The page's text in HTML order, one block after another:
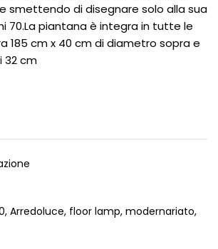
smettendo di disegnare solo alla sua
70.La piantana è integra in tutte le
185 cm x 40 cm di diametro sopra e
32 cm
, Arredoluce, floor lamp, modernariato,